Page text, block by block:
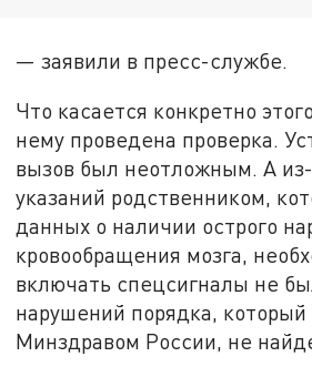
— заявили в пресс-службе.
Что касается конкретно
нему проведена проверка.
вызов был неотложным. А из-
указаний родственником,
данных о наличии острого
кровообращения мозга,
включать спецсигналы не
нарушений порядка, который
Минздравом России, не